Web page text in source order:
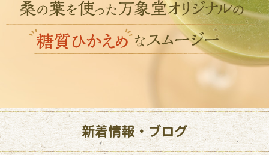
新着情報・ブログ